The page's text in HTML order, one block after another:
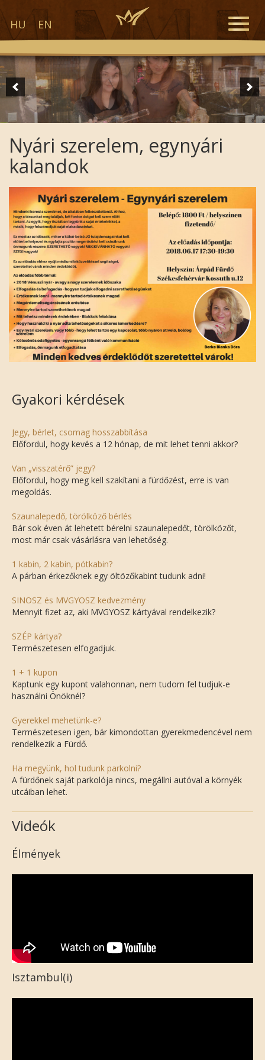
HU EN
Toggle
Nyári szerelem, egynyári
kalandok
Gyakori kérdések
Jegy, bérlet, csomag hosszabbítása
Előfordul, hogy kevés a 12 hónap, de mit lehet tenni akkor?
Van „visszatérő” jegy?
Előfordul, hogy meg kell szakítani a fürdőzést, erre is van
megoldás.
Szaunalepedő, törölköző bérlés
Bár sok éven át lehetett bérelni szaunalepedőt, törölközőt,
most már csak vásárlásra van lehetőség.
1 kabin, 2 kabin, pótkabin?
A párban érkezőknek egy öltözőkabint tudunk adni!
SINOSZ és MVGYOSZ kedvezmény
Mennyit fizet az, aki MVGYOSZ kártyával rendelkezik?
SZÉP kártya?
Természetesen elfogadjuk.
1 + 1 kupon
Kaptunk egy kupont valahonnan, nem tudom fel tudjuk-e
használni Önöknél?
Gyerekkel mehetünk-e?
Természetesen igen, bár kimondottan gyerekmedencével nem
rendelkezik a Fürdő.
Ha megyünk, hol tudunk parkolni?
A fürdőnek saját parkolója nincs, megállni autóval a környék
utcáiban lehet.
Videók
Élmények
Isztambul(i)